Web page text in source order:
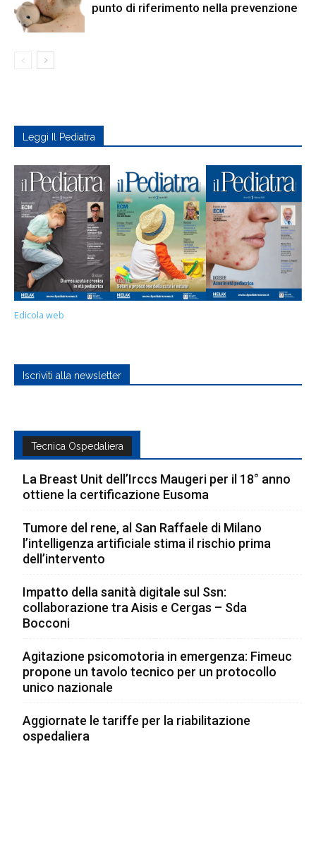
punto di riferimento nella prevenzione
Leggi Il Pediatra
Edicola web
Iscriviti alla newsletter
Tecnica Ospedaliera
La Breast Unit dell’Irccs Maugeri per il 18° anno
ottiene la certificazione Eusoma
Tumore del rene, al San Raffaele di Milano
l’intelligenza artificiale stima il rischio prima
dell’intervento
Impatto della sanità digitale sul Ssn:
collaborazione tra Aisis e Cergas – Sda
Bocconi
Agitazione psicomotoria in emergenza: Fimeuc
propone un tavolo tecnico per un protocollo
unico nazionale
Aggiornate le tariffe per la riabilitazione
ospedaliera